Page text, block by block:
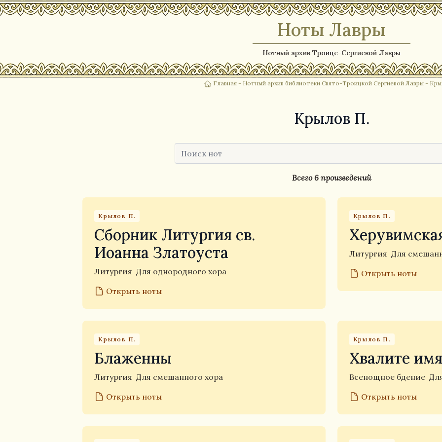
Ноты Лавры
Нотный архив Троице-Сергиевой Лавры
Главная - Нотный архив библиотеки Свято-Троицкой Сергиевой Лавры -
Крылов П.
Всего 6 произведений
Крылов П.
Сборник Литургия св.
Иоанна Златоуста
Литургия Для однородного хора
Открыть ноты
Крылов П.
Литургия Для
Открыть ноты
Крылов П.
Блаженны
Литургия Для смешанного хора
Открыть ноты
Крылов П.
Хвалите
Всенощное бдение
Открыть ноты